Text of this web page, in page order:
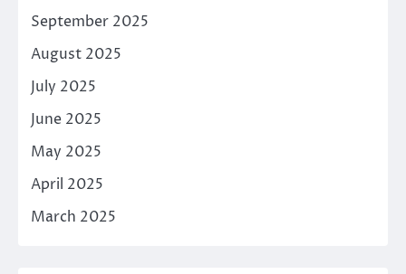
September 2025
August 2025
July 2025
June 2025
May 2025
April 2025
March 2025